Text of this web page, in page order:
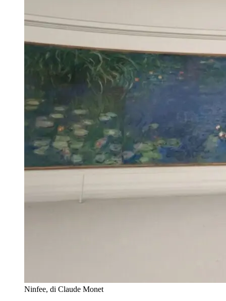
Ninfee, di Claude Monet